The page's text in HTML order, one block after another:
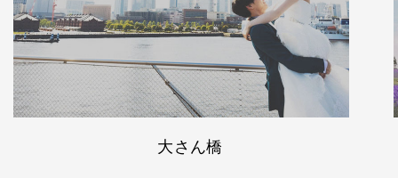
富良野・日の出公園